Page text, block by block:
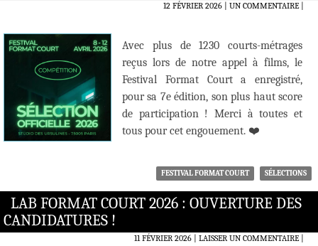
12 FÉVRIER 2026 UN COMMENTAIRE|
Avec plus de 1230 courts-métrages
reçus lors de notre appel à films, le
Festival Format Court a enregistré,
pour sa 7e édition, son plus haut score
de participation ! Merci à toutes et
tous pour cet engouement. ❤️
FESTIVAL FORMAT COURT SÉLECTIONS
LAB FORMAT COURT 2026 : OUVERTURE DES
CANDIDATURES !
11 FÉVRIER 2026 LAISSER UN COMMENTAIRE|